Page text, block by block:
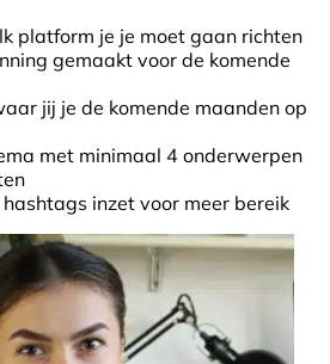
platform je je moet gaan richten
gemaakt voor de komende
jij je de komende maanden op
met minimaal 4 onderwerpen
inzet voor meer bereik